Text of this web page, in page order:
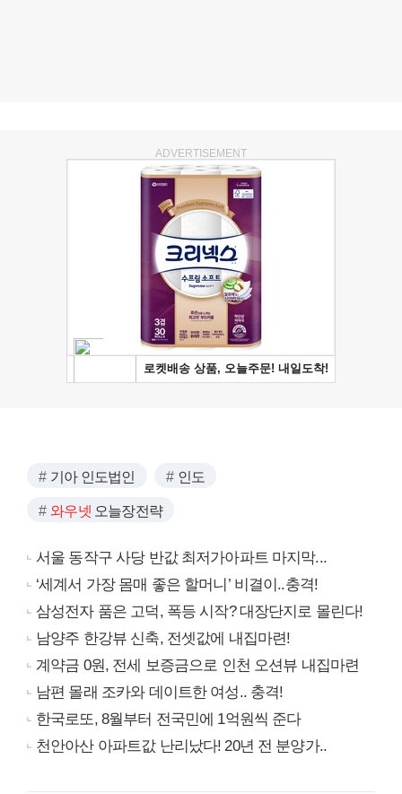
ADVERTISEMENT
기아 인도법인 인도
와우넷 오늘장전략
서울 동작구 사당 반값 최저가아파트 마지막...
‘세계서 가장 몸매 좋은 할머니’ 비결이..충격!
삼성전자 품은 고덕, 폭등 시작? 대장단지로 몰린다!
남양주 한강뷰 신축, 전셋값에 내집마련!
계약금 0원, 전세 보증금으로 인천 오션뷰 내집마련
남편 몰래 조카와 데이트한 여성.. 충격!
한국로또, 8월부터 전국민에 1억원씩 준다
천안아산 아파트값 난리났다! 20년 전 분양가..